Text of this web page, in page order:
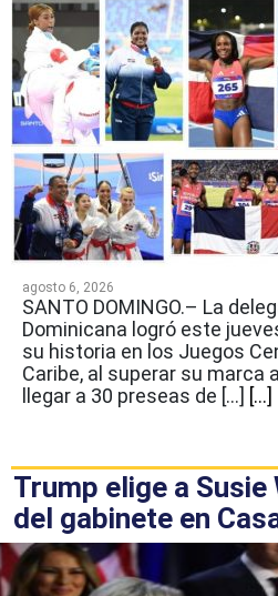
agosto 6, 2026
SANTO DOMINGO.– La
Dominicana logró este
su historia en los Juegos
Caribe, al superar su marca
llegar a 30 preseas de […] [...]
Trump elige a
del gabinete en